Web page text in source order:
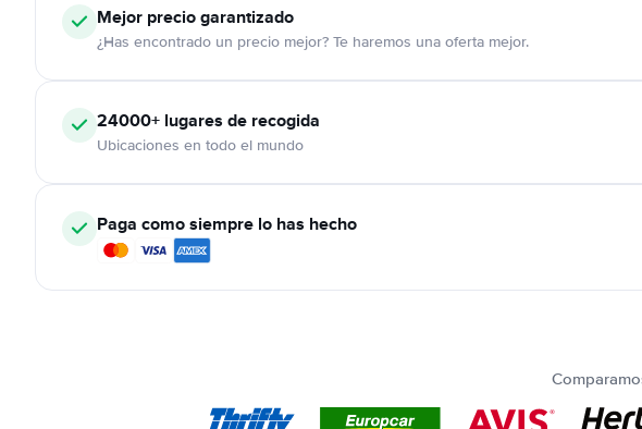
Mejor precio garantizado
¿Has encontrado un precio mejor? Te haremos una oferta mejor.
24000+ lugares de recogida
Ubicaciones en todo el mundo
Paga como siempre lo has hecho